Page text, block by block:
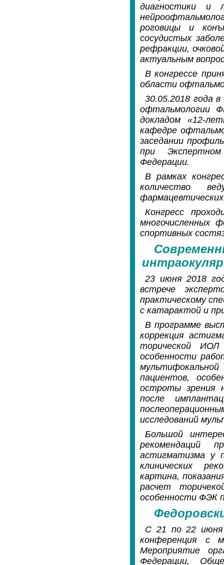
диагностики и
роговицы и
сосудистых
рефракции,
актуальным
В конгрессе
области
30.05.2018 года
офтальмологии
докладом «12-
кафедре
заседании
при
Федерации.
В рамках
количество
Конгресс
многочисленных
спортивных
23 июня 2018
встрече
практическому
с катарактой и
В программе
коррекция
торической ИОЛ
особенности
пациентов,
остроты зрения
после
исследований
Большой
рекомендаций
астигматизма у
клинических
картина,
расчет
особенности ФЭК
С 21 по 22 июня
конференция с
Мероприятие
Федерации,